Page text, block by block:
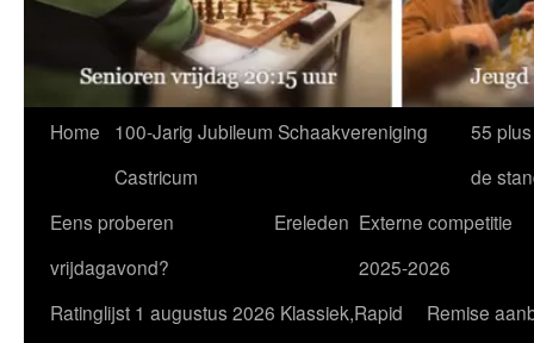
Home
100-Jarig Jubileum Schaakvereniging
Castricum
55
de
Eens proberen
vrijdagavond?
Ereleden Externe competitie
2025-2026
Ratinglijst 1 augustus 2026 Klassiek,Rapid
Remise